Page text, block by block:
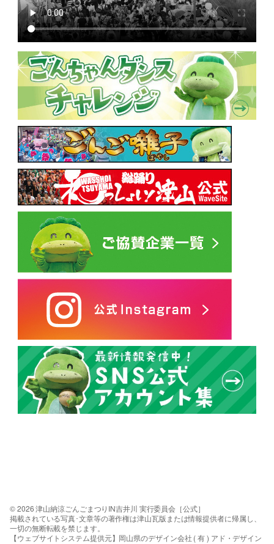
© 2026 津山納涼ごんごまつりIN吉井川 実行委員会［公式］
掲載されている写真･文章等の著作権は津山瓦版または情報提供者に帰属し、
一切の無断転載を禁じます。
【ウェブサイトシステム提供元】岡山県のデザイン会社 ( 有 ) アド・デザイン